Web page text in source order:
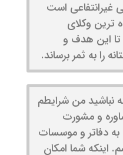
غیرانتفاعی است
­ترین وکلای
این هدف و
را به ثمر برساند.
من شرایطم
و مشورت
به دفاتر و موسسات
اینکه شما امکان